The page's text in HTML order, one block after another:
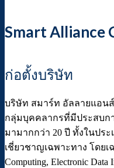
Smart Alliance
ก่อตั้งบริษัท
บริษัท สมาร์ท อัลลายแอนส์
กลุ่มบุคคลากรที่มีประสบกา
มามากกว่า 20 ปี ทั้งในปร
เชี่ยวชาญเฉพาะทาง โดยเ
Computing, Electronic